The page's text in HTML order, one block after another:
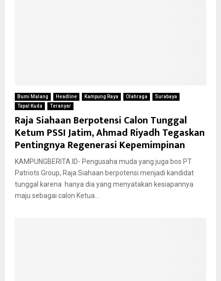
Bumi Malang Headline Kampung Raya Olahraga
Surabaya
Tapal Kuda
Teranyar
Raja Siahaan Berpotensi Calon Tunggal
Ketum PSSI Jatim, Ahmad Riyadh Tegaskan
Pentingnya Regenerasi Kepemimpinan
KAMPUNGBERITA.ID- Pengusaha muda yang juga bos PT
Patriots Group, Raja Siahaan berpotensi menjadi kandidat
tunggal karena hanya dia yang menyatakan kesiapannya
maju sebagai calon Ketua...